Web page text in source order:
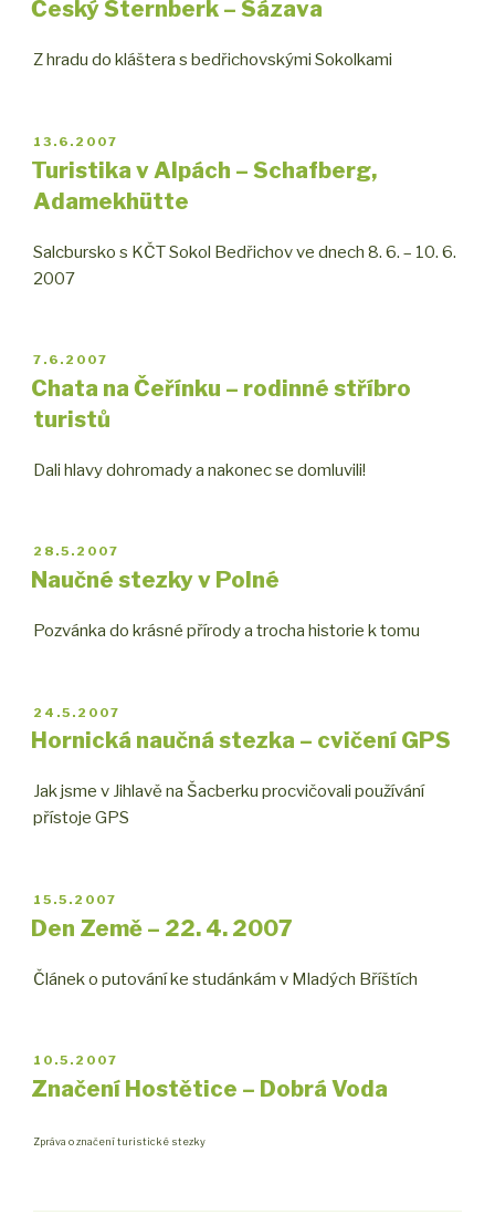
Český Šternberk – Sázava
Z hradu do kláštera s bedřichovskými Sokolkami
PUBLIKOVÁNO
13.6.2007
Turistika v Alpách – Schafberg,
Adamekhütte
Salcbursko s KČT Sokol Bedřichov ve dnech 8. 6. – 10. 6.
2007
PUBLIKOVÁNO
7.6.2007
Chata na Čeřínku – rodinné stříbro
turistů
Dali hlavy dohromady a nakonec se domluvili!
PUBLIKOVÁNO
28.5.2007
Naučné stezky v Polné
Pozvánka do krásné přírody a trocha historie k tomu
PUBLIKOVÁNO
24.5.2007
Hornická naučná stezka – cvičení GPS
Jak jsme v Jihlavě na Šacberku procvičovali používání
přístoje GPS
PUBLIKOVÁNO
15.5.2007
Den Země – 22. 4. 2007
Článek o putování ke studánkám v Mladých Bříštích
PUBLIKOVÁNO
10.5.2007
Značení Hostětice – Dobrá Voda
Zpráva o značení turistické stezky